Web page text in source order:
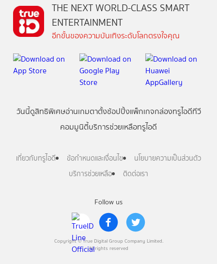
Follow us
Copyright © True Digital Group Company Limited.
All rights reserved
THE NEXT WORLD-CLASS SMART
ENTERTAINMENT
อีกขั้นของความบันเทิงระดับโลกตรงใจคุณ
วันนี้ดูสิทธิพิเศษอ่านเกมตาตั้งช้อปปิ้งแพ็กเกจกล่องทรูไอดีทีวี
คอมมูนิตี้บริการช่วยเหลือทรูไอดี
เกี่ยวกับทรูไอดี ข้อกำหนดและเงื่อนไข
นโยบายความเป็นส่วนตัว
บริการช่วยเหลือ
ติดต่อเรา